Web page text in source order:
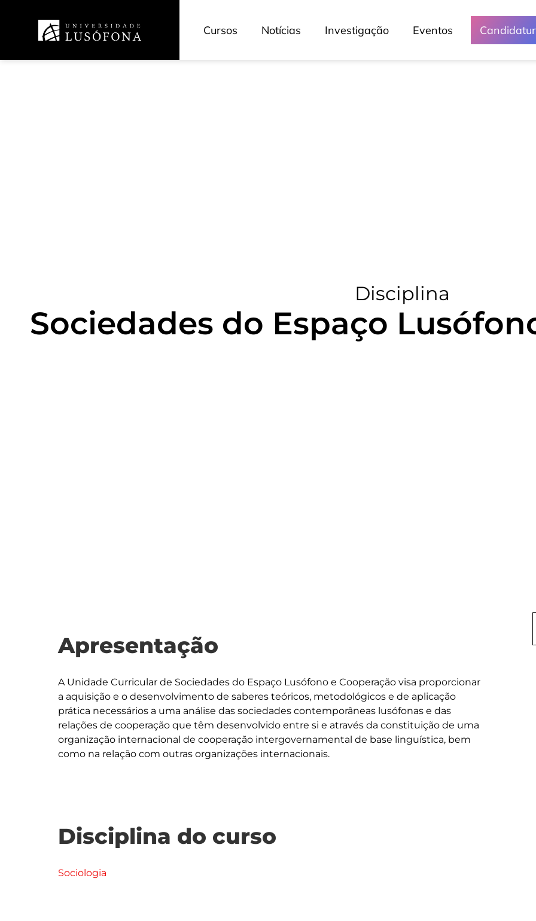
Cursos Notícias Investigação Eventos
Disciplina
Sociedades do Espaço
Apresentação
A Unidade Curricular de Sociedades do Espaço Lusófono e Cooperação visa proporcionar
a aquisição e o desenvolvimento de saberes teóricos, metodológicos e de aplicação
prática necessários a uma análise das sociedades contemporâneas lusófonas e das
relações de cooperação que têm desenvolvido entre si e através da constituição de uma
organização internacional de cooperação intergovernamental de base linguística, bem
Disciplina do curso
Sociologia